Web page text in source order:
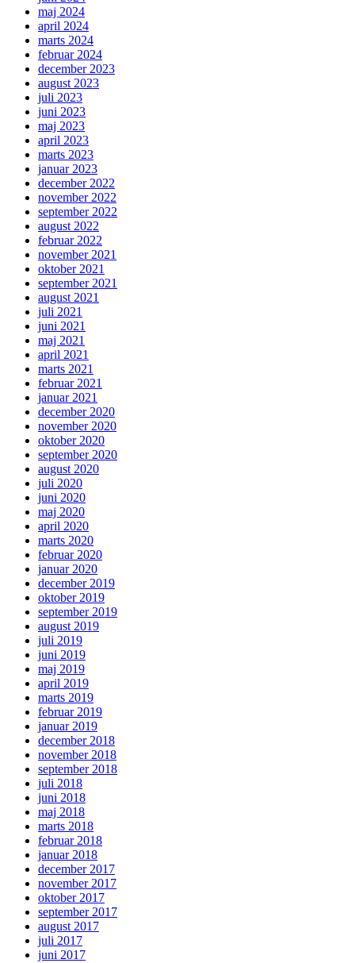
maj 2024
april 2024
marts 2024
februar 2024
december 2023
august 2023
juli 2023
juni 2023
maj 2023
april 2023
marts 2023
januar 2023
december 2022
november 2022
september 2022
august 2022
februar 2022
november 2021
oktober 2021
september 2021
august 2021
juli 2021
juni 2021
maj 2021
april 2021
marts 2021
februar 2021
januar 2021
december 2020
november 2020
oktober 2020
september 2020
august 2020
juli 2020
juni 2020
maj 2020
april 2020
marts 2020
februar 2020
januar 2020
december 2019
oktober 2019
september 2019
august 2019
juli 2019
juni 2019
maj 2019
april 2019
marts 2019
februar 2019
januar 2019
december 2018
november 2018
september 2018
juli 2018
juni 2018
maj 2018
marts 2018
februar 2018
januar 2018
december 2017
november 2017
oktober 2017
september 2017
august 2017
juli 2017
juni 2017